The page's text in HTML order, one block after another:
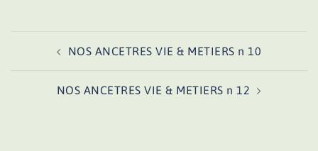
d’articleNOS ANCETRES VIE & METIERS n 10
NOS ANCETRES VIE & METIERS n 12